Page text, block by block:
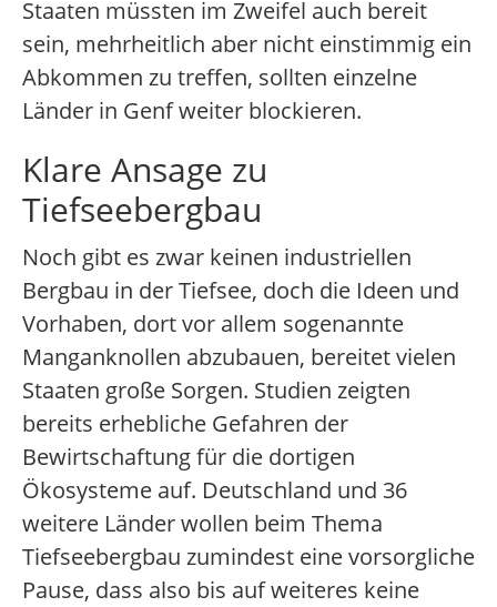
Staaten müssten im Zweifel auch bereit
sein, mehrheitlich aber nicht einstimmig ein
Abkommen zu treffen, sollten einzelne
Länder in Genf weiter blockieren.
Klare Ansage zu
Tiefseebergbau
Noch gibt es zwar keinen industriellen
Bergbau in der Tiefsee, doch die Ideen und
Vorhaben, dort vor allem sogenannte
Manganknollen abzubauen, bereitet vielen
Staaten große Sorgen. Studien zeigten
bereits erhebliche Gefahren der
Bewirtschaftung für die dortigen
Ökosysteme auf. Deutschland und 36
weitere Länder wollen beim Thema
Tiefseebergbau zumindest eine vorsorgliche
Pause, dass also bis auf weiteres keine